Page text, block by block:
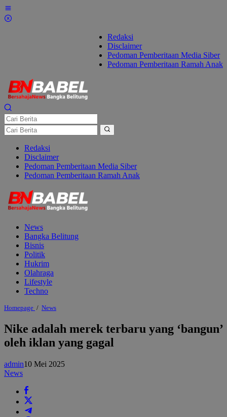
Lewati
ke
Redaksi
Disclaimer
Pedoman Pemberitaan Media Siber
Pedoman Pemberitaan Ramah Anak
Redaksi
Disclaimer
Pedoman Pemberitaan Media Siber
Pedoman Pemberitaan Ramah Anak
News
Bangka Belitung
Bisnis
Politik
Hukrim
Olahraga
Lifestyle
Techno
Homepage / NewsNike
merek
terbaru
yang
'bangun'
iklan
Nike adalah merek terbaru yang ‘bangun’
oleh iklan yang gagal
admin10 Mei 2025
News